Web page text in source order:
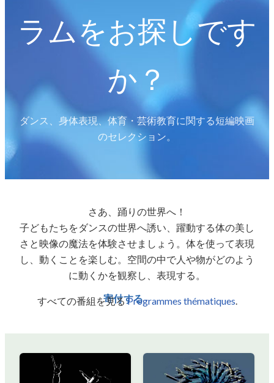
寄付する
ラムをお探しです
か？
ダンス、身体表現、体育・芸術教育に関する短編映画
のセレクション。
さあ、踊りの世界へ！
子どもたちをダンスの世界へ誘い、躍動する体の美し
さと映像の魔法を体験させましょう。体を使って表現
し、動くことを楽しむ。空間の中で人や物がどのよう
に動くかを観察し、表現する。
すべての番組を見るProgrammes thématiques.